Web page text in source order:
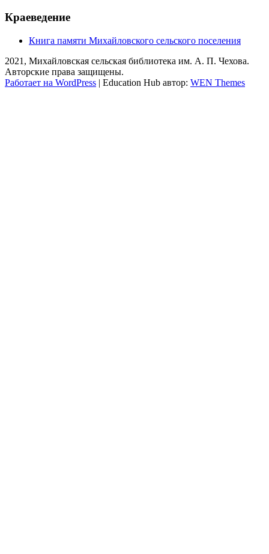
Краеведение
Книга памяти Михайловского сельского поселения
2021, Михайловская сельская библиотека им. А. П. Чехова.
Авторские права защищены.
Работает на WordPress | Education Hub автор: WEN Themes